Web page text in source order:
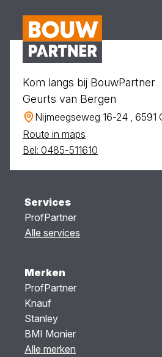
Kom langs bij BouwPartner
Geurts van Bergen
Nijmeegseweg 16-24 , 6591
Route in maps
Bel: 0485-511610
Services
ProfPartner
Alle services
Merken
ProfPartner
Knauf
Stanley
BMI Monier
Alle merken